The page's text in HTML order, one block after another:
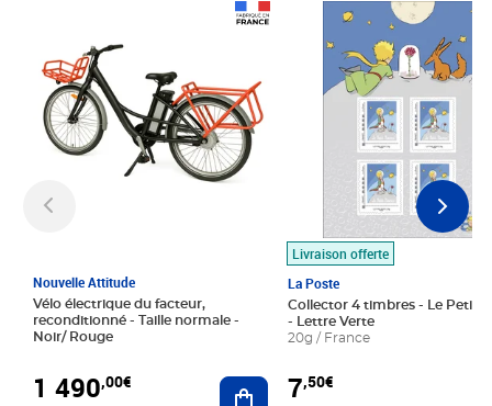
Nouvelle Attitude
Vélo électrique du facteur,
reconditionné - Taille normale -
Noir/ Rouge
1 490,00€ Ajouter au panier
Livraison offerte
La Poste
Collector 4 timbres - Le Petit
- Lettre Verte
20g / France
7,50€
Prix 7,50€